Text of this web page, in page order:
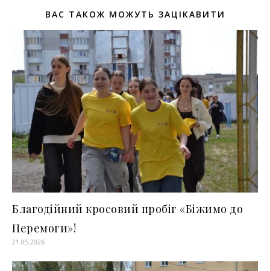
ВАС ТАКОЖ МОЖУТЬ ЗАЦІКАВИТИ
Благодійний кросовий пробіг «Біжимо до
Перемоги»!
21.05.2026